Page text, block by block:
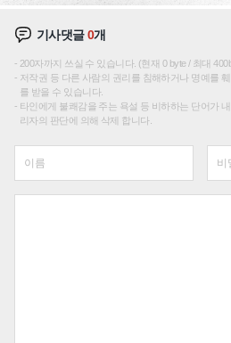
기사댓글0개
200자까지 쓰실 수 있습니다. (현재 0 byte / 최대
저작권 등 다른 사람의 권리를 침해하거나 명예를
를 받을 수 있습니다.
타인에게 불쾌감을 주는 욕설 등 비하하는 단어가
리자의 판단에 의해 삭제 합니다.